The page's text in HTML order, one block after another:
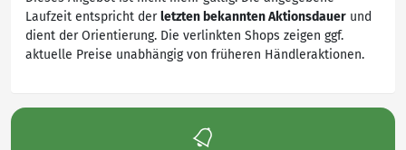
Laufzeit entspricht derletzten bekannten Aktionsdauer und
dient der Orientierung. Die verlinkten Shops zeigen ggf.
aktuelle Preise unabhängig von früheren Händleraktionen.